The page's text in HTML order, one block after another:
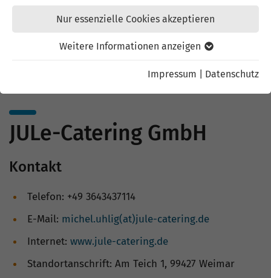
Nur essenzielle Cookies akzeptieren
Weitere Informationen anzeigen
Impressum Datenschutz
JULe-Catering GmbH
Kontakt
Telefon: +49 3643437114
E-Mail: michel.uhlig(at)jule-catering.de
Internet: www.jule-catering.de
Standortanschrift: Am Teich 1, 99427 Weimar